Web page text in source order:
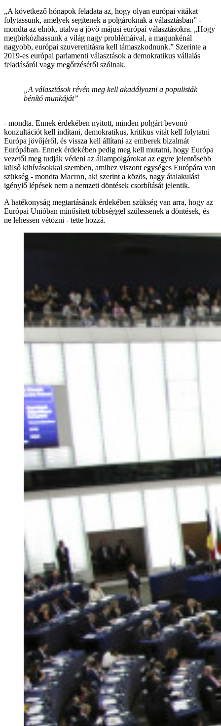
„A következő hónapok feladata az, hogy olyan európai vitákat
folytassunk, amelyek segítenek a polgároknak a választásban” -
mondta az elnök, utalva a jövő májusi európai választásokra. „Hogy
megbirkózhassunk a világ nagy problémáival, a magunkénál
nagyobb, európai szuverenitásra kell támaszkodnunk.” Szerinte a
2019-es európai parlamenti választások a demokratikus vállalás
feladásáról vagy megőrzéséről szólnak.
„A választások révén meg kell akadályozni a populisták
bénító munkáját”
- mondta. Ennek érdekében nyitott, minden polgárt bevonó
konzultációt kell indítani, demokratikus, kritikus vitát kell folytatni
Európa jövőjéről, és vissza kell állítani az emberek bizalmát
Európában. Ennek érdekében pedig meg kell mutatni, hogy Európa
vezetői meg tudják védeni az állampolgárokat az egyre jelentősebb
külső kihívásokkal szemben, amihez viszont egységes Európára van
szükség - mondta Macron, aki szerint a közös, nagy átalakulást
igénylő lépések nem a nemzeti döntések csorbítását jelentik.
A hatékonyság megtartásának érdekében szükség van arra, hogy az
Európai Unióban minősített többséggel szülessenek a döntések, és
ne lehessen vétózni - tette hozzá.